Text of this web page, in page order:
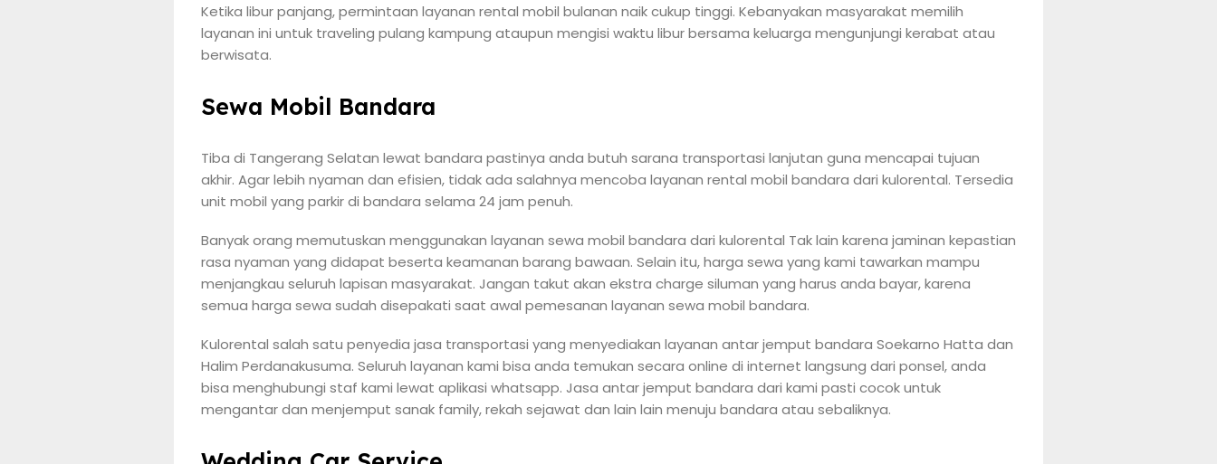
Ketika libur panjang, permintaan layanan rental mobil bulanan naik cukup tinggi. Kebanyakan masyarakat memilih
layanan ini untuk traveling pulang kampung ataupun mengisi waktu libur bersama keluarga mengunjungi kerabat atau
berwisata.
Sewa Mobil Bandara
Tiba di Tangerang Selatan lewat bandara pastinya anda butuh sarana transportasi lanjutan guna mencapai tujuan
akhir. Agar lebih nyaman dan efisien, tidak ada salahnya mencoba layanan rental mobil bandara dari kulorental. Tersedia
unit mobil yang parkir di bandara selama 24 jam penuh.
Banyak orang memutuskan menggunakan layanan sewa mobil bandara dari kulorental Tak lain karena jaminan kepastian
rasa nyaman yang didapat beserta keamanan barang bawaan. Selain itu, harga sewa yang kami tawarkan mampu
menjangkau seluruh lapisan masyarakat. Jangan takut akan ekstra charge siluman yang harus anda bayar, karena
semua harga sewa sudah disepakati saat awal pemesanan layanan sewa mobil bandara.
Kulorental salah satu penyedia jasa transportasi yang menyediakan layanan antar jemput bandara Soekarno Hatta dan
Halim Perdanakusuma. Seluruh layanan kami bisa anda temukan secara online di internet langsung dari ponsel, anda
bisa menghubungi staf kami lewat aplikasi whatsapp. Jasa antar jemput bandara dari kami pasti cocok untuk
mengantar dan menjemput sanak family, rekah sejawat dan lain lain menuju bandara atau sebaliknya.